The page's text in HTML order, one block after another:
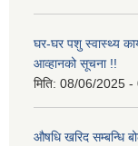
घर-घर पशु स्वास्थ्य
आव्हानको सूचना !!
मिति: 08/06/2025 -
औषधि खरिद सम्बन्धि